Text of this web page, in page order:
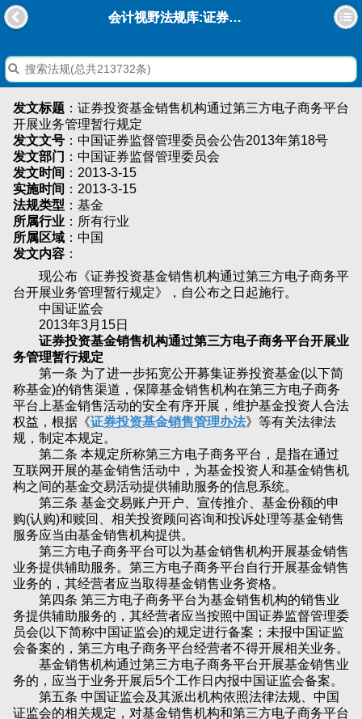
会计视野法规库:证券投资基金销售机构通过第三方电子商务平台开展业务管理暂行规定
发文标题 ：证券投资基金销售机构通过第三方电子商务平台
开展业务管理暂行规定
发文文号 ：中国证券监督管理委员会公告2013年第18号
发文部门 ：中国证券监督管理委员会
发文时间 ：2013-3-15
实施时间 ：2013-3-15
法规类型 ：基金
所属行业 ：所有行业
所属区域 ：中国
发文内容 ：
现公布《证券投资基金销售机构通过第三方电子商务平
台开展业务管理暂行规定》，自公布之日起施行。
中国证监会
2013年3月15日
证券投资基金销售机构通过第三方电子商务平台开展业
务管理暂行规定
第一条 为了进一步拓宽公开募集证券投资基金(以下简
称基金)的销售渠道，保障基金销售机构在第三方电子商务
平台上基金销售活动的安全有序开展，维护基金投资人合法
权益，根据《证券投资基金销售管理办法》等有关法律法
规，制定本规定。
第二条 本规定所称第三方电子商务平台，是指在通过
互联网开展的基金销售活动中，为基金投资人和基金销售机
构之间的基金交易活动提供辅助服务的信息系统。
第三条 基金交易账户开户、宣传推介、基金份额的申
购(认购)和赎回、相关投资顾问咨询和投诉处理等基金销售
服务应当由基金销售机构提供。
第三方电子商务平台可以为基金销售机构开展基金销售
业务提供辅助服务。第三方电子商务平台自行开展基金销售
业务的，其经营者应当取得基金销售业务资格。
第四条 第三方电子商务平台为基金销售机构的销售业
务提供辅助服务的，其经营者应当按照中国证券监督管理委
员会(以下简称中国证监会)的规定进行备案；未报中国证监
会备案的，第三方电子商务平台经营者不得开展相关业务。
基金销售机构通过第三方电子商务平台开展基金销售业
务的，应当于业务开展后5个工作日内报中国证监会备案。
第五条 中国证监会及其派出机构依照法律法规、中国
证监会的相关规定，对基金销售机构和第三方电子商务平台